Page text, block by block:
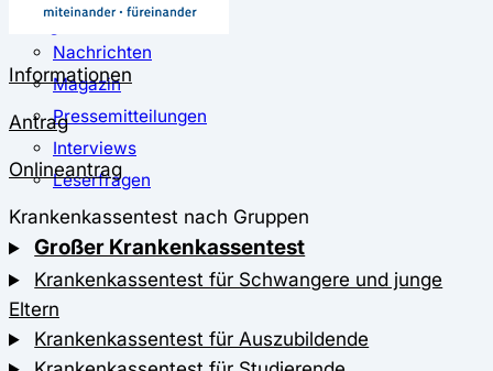
ℹ Ratgeber
Nachrichten
Magazin
Pressemitteilungen
Interviews
Leserfragen
Informationen
Antrag
Onlineantrag
Krankenkassentest nach Gruppen
Großer Krankenkassentest
Krankenkassentest für Schwangere und junge
Eltern
Krankenkassentest für Auszubildende